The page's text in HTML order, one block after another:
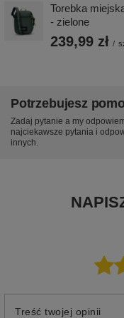
Torebka
- zielone
239,99 zł /
Potrzebujesz
Zadaj pytanie a my
najciekawsze pytania i
innych.
Treść twojej opinii